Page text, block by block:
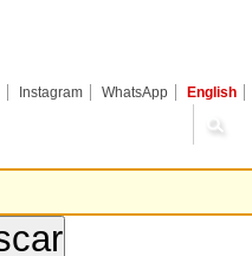
Instagram WhatsApp English